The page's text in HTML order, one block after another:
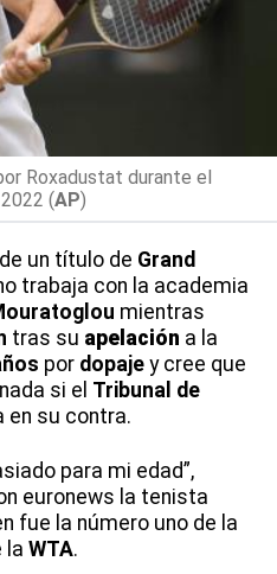
Roxadustat durante el
(AP)
un título de Grand
trabaja con la academia
mientras
tras su apelación a la
por dopaje y cree que
si el Tribunal de
en su contra.
para mi edad”,
euronews la tenista
fue la número uno de la
la WTA.